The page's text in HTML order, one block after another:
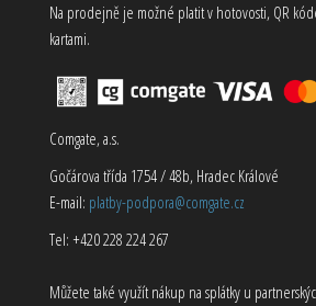
Na prodejně je možné platit v hotovosti, QR
kartami.
Comgate, a.s.
Gočárova třída 1754 / 48b, Hradec Králové
E-mail: platby-podpora@comgate.cz
Tel: +420 228 224 267
Můžete také využít nákup na splátky u